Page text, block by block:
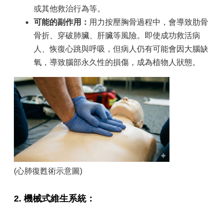
或其他救治行為等。
可能的副作用： 用力按壓胸骨過程中，會導致肋骨
骨折、穿破肺臟、肝臟等風險。即使成功救活病
人、恢復心跳與呼吸，但病人仍有可能會因大腦缺
氧，導致腦部永久性的損傷，成為植物人狀態。
(心肺復甦術示意圖)
2. 機械式維生系統：